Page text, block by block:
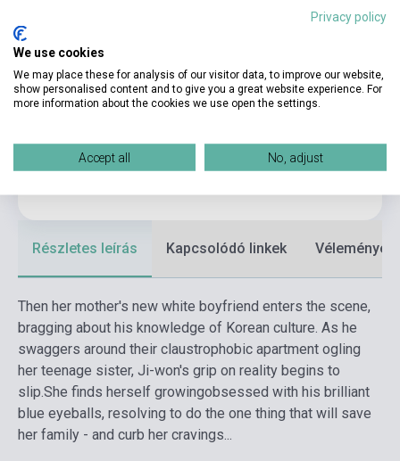
Kötés
Kiadó BRAZEN
Formátum
Részletes leírás Kapcsolódó linkek Vélemények
Then her mother's new white boyfriend enters the scene,
bragging about his knowledge of Korean culture. As he
swaggers around their claustrophobic apartment ogling
her teenage sister, Ji-won's grip on reality begins to
slip. She finds herself growingobsessed with his brilliant
blue eyeballs, resolving to do the one thing that will save
her family - and curb her cravings...
Privacy policy
We use cookies
We may place these for analysis of our visitor data, to improve our website,
show personalised content and to give you a great website experience. For
more information about the cookies we use open the settings.
Accept all No, adjust